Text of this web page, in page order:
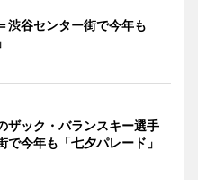
渋谷センター街で今年も
ザック・バランスキー選手
で今年も「七夕パレード」